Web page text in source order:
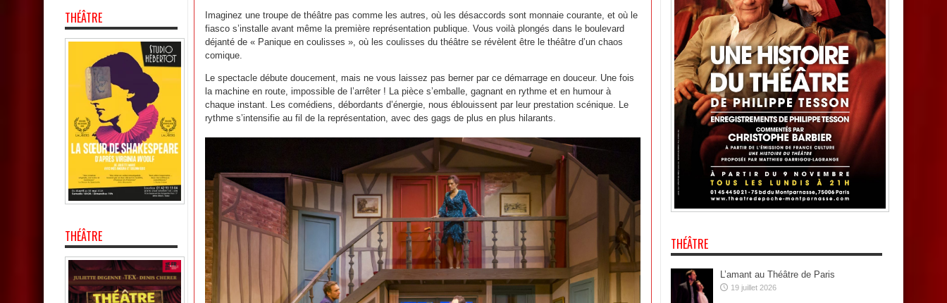
Imaginez une troupe de théâtre pas comme les autres, où les désaccords sont monnaie courante, et où le
fiasco s’installe avant même la première représentation publique. Vous voilà plongés dans le boulevard
déjanté de « Panique en coulisses », où les coulisses du théâtre se révèlent être le théâtre d’un chaos
comique.
Le spectacle débute doucement, mais ne vous laissez pas berner par ce démarrage en douceur. Une fois
la machine en route, impossible de l’arrêter ! La pièce s’emballe, gagnant en rythme et en humour à
chaque instant. Les comédiens, débordants d’énergie, nous éblouissent par leur prestation scénique. Le
rythme s’intensifie au fil de la représentation, avec des gags de plus en plus hilarants.
THÉÂTRE
THÉÂTRE THÉÂTRE
L’amant au Théâtre de Paris
19 juillet 2026